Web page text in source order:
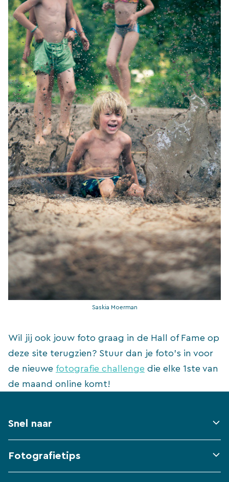
Saskia Moerman
Wil jij ook jouw foto graag in de Hall of Fame op
deze site terugzien? Stuur dan je foto’s in voor
de nieuwe fotografie challenge die elke 1ste van
de maand online komt!
Snel naar
Fotografietips